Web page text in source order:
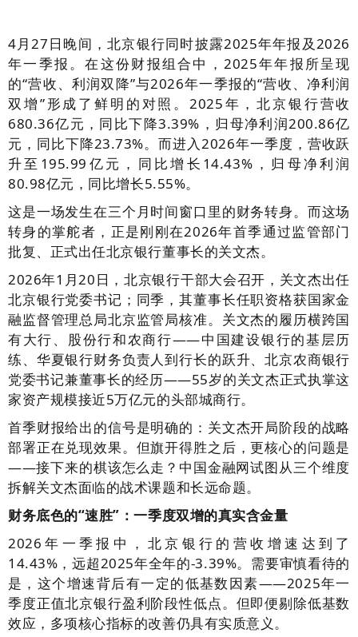
4月27日晚间，北京银行同时披露2025年年报及2026
年一季报。在这份财报组合中，2025年年报所呈现
的“营收、利润双降”与2026年一季报的“营收、净利润
双增”形成了鲜明的对照。2025年，北京银行营收
680.36亿元，同比下降3.39%，归母净利润200.86亿
元，同比下降23.73%。而进入2026年一季度，营收跃
升至195.99亿元，同比增长14.43%，归母净利润
80.98亿元，同比增长5.55%。
这是一场发生在三个月时间窗口里的财务转身。而这场
转身的掌舵者，正是刚刚在2026年首季通过监管部门
批复、正式出任北京银行董事长的关文杰。
2026年1月20日，北京银行干部大会召开，关文杰出任
北京银行党委书记；同季，其董事长任职资格获国家金
融监督管理总局北京监管局核准。关文杰的履历横跨国
有大行、股份行和农商行——中国建设银行的基层历
练、华夏银行财务负责人到行长的跃升、北京农商银行
党委书记兼董事长的经历——55岁的关文杰正式执掌这
家资产规模接近5万亿元的头部城商行。
首季财报给出的信号是明确的：关文杰开局阶段的战略
部署正在兑现效果。但旗开得胜之后，更核心的问题是
——接下来的棋该怎么走？中国金融网试图从三个维度
拆解关文杰面临的战术课题和长远命题。
财务底色的“速胜”：一季度双增的真实含金量
2026年一季报中，北京银行的营收增速达到了
14.43%，远超2025年全年的-3.39%。需要审慎看待的
是，这个增速背后有一定的低基数因素——2025年一
季度正值北京银行盈利阶段性低点。但即便剔除低基数
效应，多项核心指标的改善仍具有实质意义。